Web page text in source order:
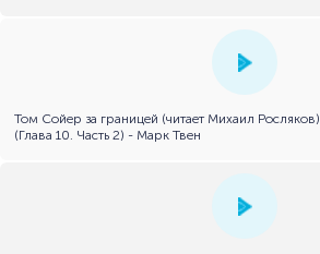
Том Сойер за границей (читает Михаил Росляков)
(Глава 10. Часть 2) - Марк Твен